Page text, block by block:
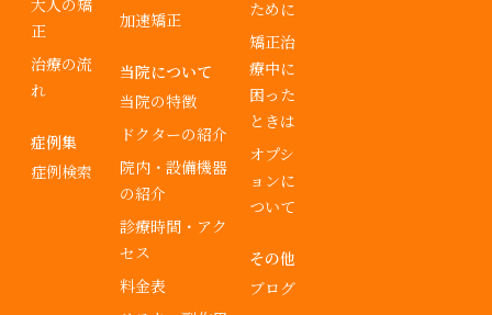
大人の矯
正
治療の流
れ
症例集
症例検索
加速矯正
当院について
当院の特徴
ドクターの紹介
院内・設備機器
の紹介
診療時間・アク
セス
料金表
ために
矯正治
療中に
困った
ときは
オプシ
ョンに
ついて
その他
ブログ